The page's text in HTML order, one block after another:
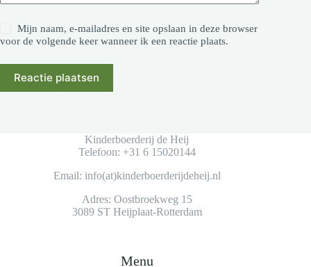
Mijn naam, e-mailadres en site opslaan in deze browser
voor de volgende keer wanneer ik een reactie plaats.
Reactie plaatsen
Kinderboerderij de Heij
Telefoon: +31 6 15020144
Email: info(at)kinderboerderijdeheij.nl
Adres: Oostbroekweg 15
3089 ST Heijplaat-Rotterdam
Menu